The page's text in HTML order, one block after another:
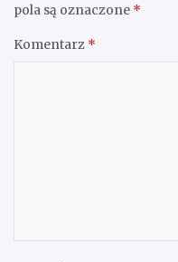
pola są oznaczone *
Komentarz *